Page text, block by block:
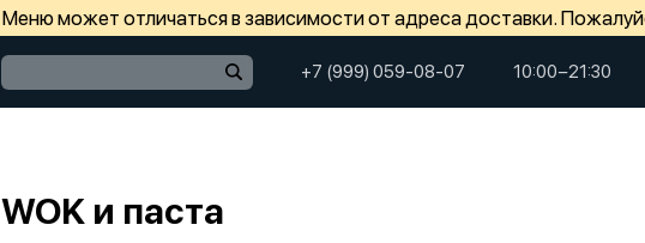
Меню может отличаться в зависимости от адреса доставки.
+7 (999) 059-08-07 10:00−21:30
WOK и паста